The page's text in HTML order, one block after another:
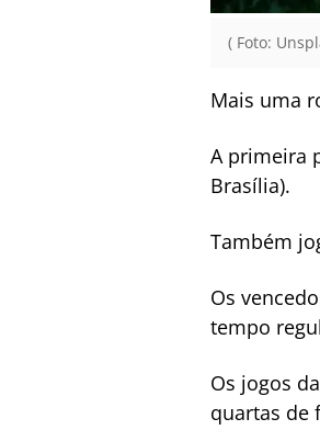
( Foto:
Mais uma
A primeira
Brasília).
Também
Os
tempo
Os jogos
quartas de